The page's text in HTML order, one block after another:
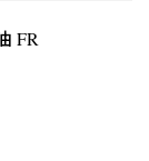
FR